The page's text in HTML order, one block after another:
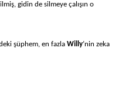
gidin de silmeye çalışın o
şüphem, en fazla Willy’nin zeka